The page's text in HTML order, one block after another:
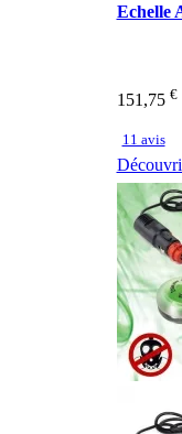
Echelle
151,75 €
11 avis